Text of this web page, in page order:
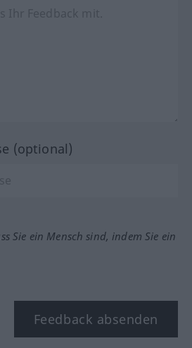
(optional)
Sie ein Mensch sind, indem Sie ein
Feedback absenden